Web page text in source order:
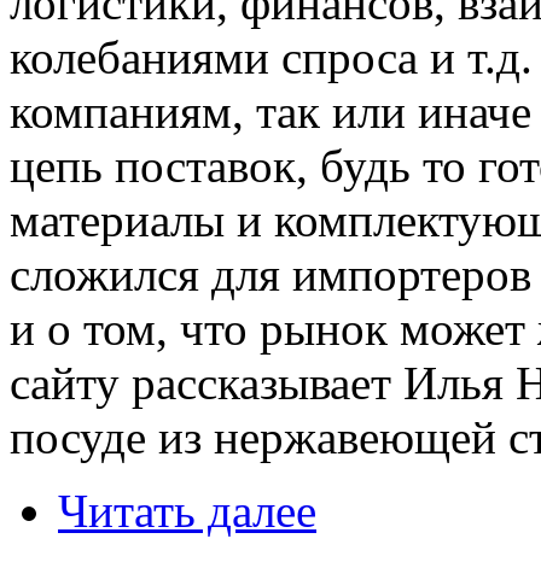
колебаниями спроса и
компаниям, так или
цепь поставок, будь то
материалы и
сложился для
и о том, что рынок
сайту рассказывает Илья
посуде из нержавеющей
Читать далее